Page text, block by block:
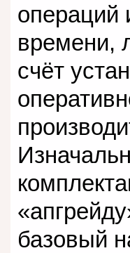
операций
времени,
счёт
базовый